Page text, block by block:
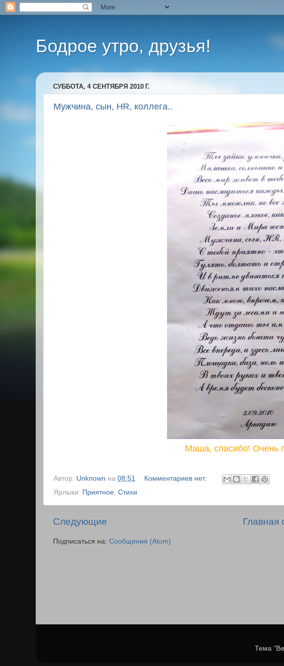
Бодрое утро, друзья!
СУББОТА, 4 СЕНТЯБРЯ 2010 Г.
Мужчина, сын, HR, коллега..
Маша, спасибо! Очень
Автор: Unknown на 08:51
Комментариев нет:
Ярлыки: Приятное Стихи
Следующие Главная
Подписаться на: Сообщения (Atom)
Тема